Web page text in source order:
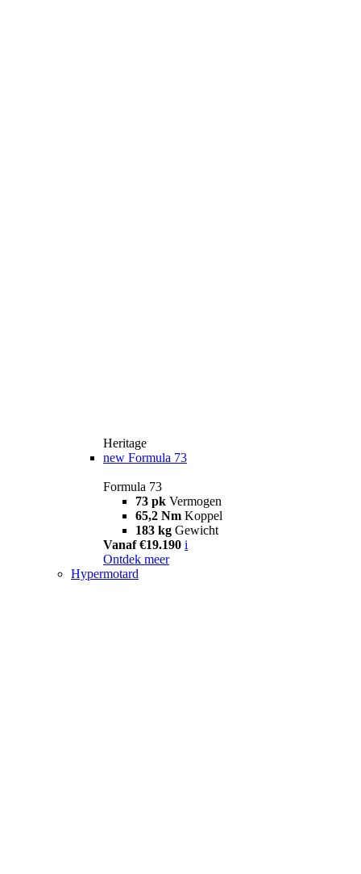
Heritage
new Formula 73
Formula 73
73 pk Vermogen
65,2 Nm Koppel
183 kg Gewicht
Vanaf €19.190 i
Ontdek meer
Hypermotard